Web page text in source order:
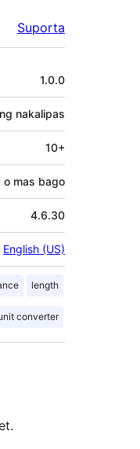
Suporta
1.0.0
nakalipas
10+
o mas bago
4.6.30
English (US)
length
converter